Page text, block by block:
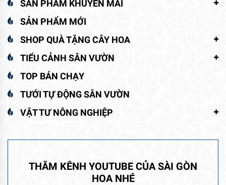
SẢN PHẨM KHUYẾN MÃI
SẢN PHẨM MỚI
SHOP QUÀ TẶNG CÂY HOA
TIỂU CẢNH SÂN VƯỜN
TOP BÁN CHẠY
TƯỚI TỰ ĐỘNG SÂN VƯỜN
VẬT TƯ NÔNG NGHIỆP
THĂM KÊNH YOUTUBE CỦA SÀI GÒN
HOA NHÉ